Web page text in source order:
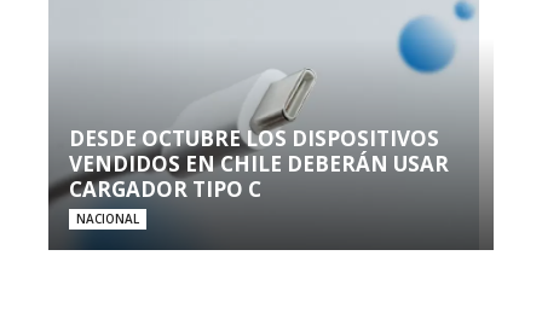
DESDE OCTUBRE LOS DISPOSITIVOS
VENDIDOS EN CHILE DEBERÁN USAR
CARGADOR TIPO C
NACIONAL